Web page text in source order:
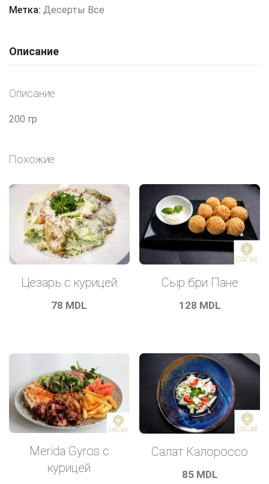
Метка: Десерты Все
Описание
Описание
200 гр
Похожие
Цезарь с курицей
78 MDL
Сыр бри Пане
128 MDL
Merida Gyros с
курицей
Салат Калороссо
85 MDL